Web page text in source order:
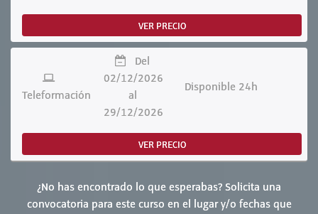
VER PRECIO
Teleformación
Del
02/12/2026
al
29/12/2026
Disponible 24h
VER PRECIO
¿No has encontrado lo que esperabas? Solicita una
convocatoria para este curso en el lugar y/o fechas que